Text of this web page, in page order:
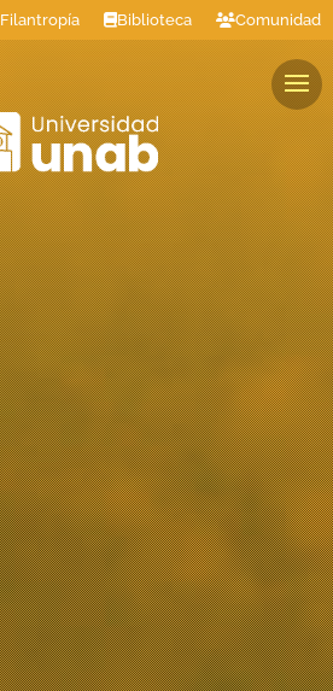
Filantropía Biblioteca Comunidad